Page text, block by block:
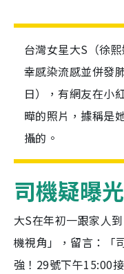
台灣女星大S（徐
幸感染流感並併發
日），有網友在小
曄的照片，據稱是
攝的。
司機疑曝
大S在年初一跟家人
機視角」，留言：「
強！29號下午15:00